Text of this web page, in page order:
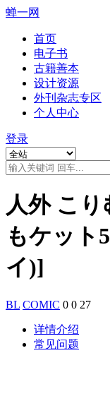
蝉一网
首页
电子书
古籍善本
设计资源
外刊杂志专区
个人中心
登录
人外 こ
もケット
イ)]
BL COMIC 0 0 27
详情介绍
常见问题